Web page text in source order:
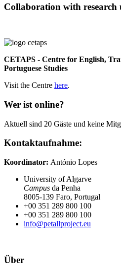
Collaboration with research
CETAPS - Centre for English,
Portuguese Studies
Visit the Centre here.
Wer ist online?
Aktuell sind 20 Gäste und keine
Kontaktaufnahme:
Koordinator: António Lopes
University of Algarve
Campus da Penha
8005-139 Faro, Portugal
+00 351 289 800 100
+00 351 289 800 100
info@petallproject.eu
Über